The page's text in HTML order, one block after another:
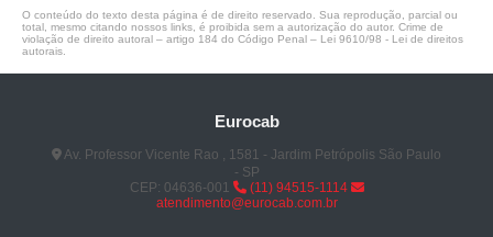
O conteúdo do texto desta página é de direito reservado. Sua reprodução, parcial ou
total, mesmo citando nossos links, é proibida sem a autorização do autor. Crime de
violação de direito autoral – artigo 184 do Código Penal – Lei 9610/98 - Lei de direitos
autorais
Eurocab
Av. Professor Vicente Rao , 1581 - Jardim Petrópolis São Paulo
- SP
CEP: 04636-001
(11) 94515-1114
atendimento@eurocab.com.br